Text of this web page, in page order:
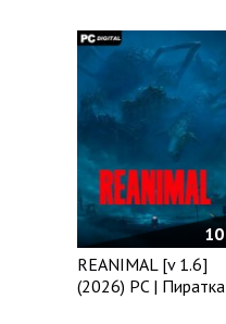
10
REANIMAL [v 1.6]
(2026) PC | Пиратка